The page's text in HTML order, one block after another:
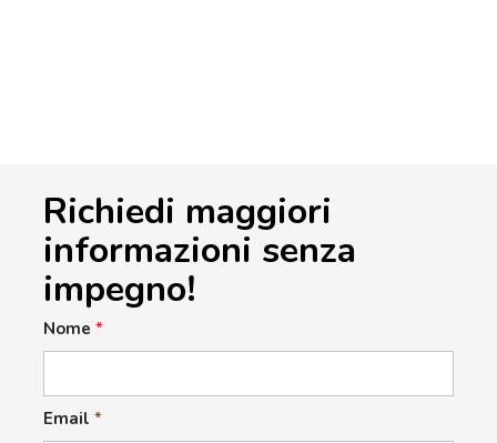
Richiedi maggiori
informazioni senza
impegno!
Nome *
Email *